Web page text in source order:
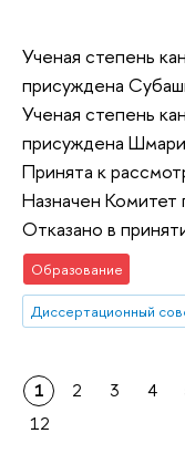
Ученая степень
присуждена
Ученая степень
присуждена
Принята к
Назначен
Отказано в
Образование
Диссертационный
1 2 3 4
12